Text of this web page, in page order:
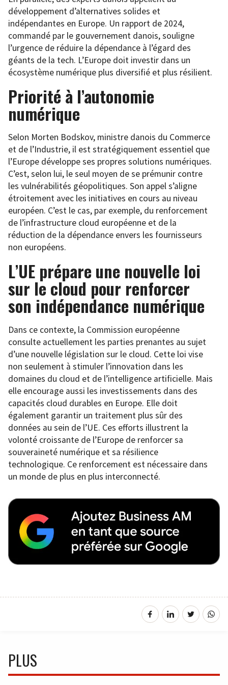
développement d’alternatives solides et
indépendantes en Europe. Un rapport de 2024,
commandé par le gouvernement danois, souligne
l’urgence de réduire la dépendance à l’égard des
géants de la tech. L’Europe doit investir dans un
écosystème numérique plus diversifié et plus résilient.
Priorité à l’autonomie
numérique
Selon Morten Bodskov, ministre danois du Commerce
et de l’Industrie, il est stratégiquement essentiel que
l’Europe développe ses propres solutions numériques.
C’est, selon lui, le seul moyen de se prémunir contre
les vulnérabilités géopolitiques. Son appel s’aligne
étroitement avec les initiatives en cours au niveau
européen. C’est le cas, par exemple, du renforcement
de l’infrastructure cloud européenne et de la
réduction de la dépendance envers les fournisseurs
non européens.
L’UE prépare une nouvelle loi
sur le cloud pour renforcer
son indépendance numérique
Dans ce contexte, la Commission européenne
consulte actuellement les parties prenantes au sujet
d’une nouvelle législation sur le cloud. Cette loi vise
non seulement à stimuler l’innovation dans les
domaines du cloud et de l’intelligence artificielle. Mais
elle encourage aussi les investissements dans des
capacités cloud durables en Europe. Elle doit
également garantir un traitement plus sûr des
données au sein de l’UE. Ces efforts illustrent la
volonté croissante de l’Europe de renforcer sa
souveraineté numérique et sa résilience
technologique. Ce renforcement est nécessaire dans
un monde de plus en plus interconnecté.
PLUS